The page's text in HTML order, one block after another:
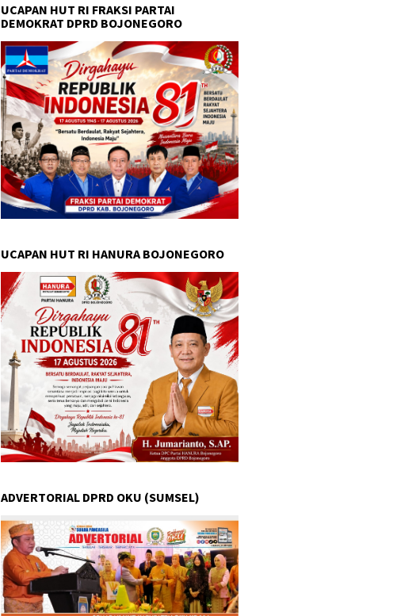
UCAPAN HUT RI FRAKSI PARTAI
DEMOKRAT DPRD BOJONEGORO
UCAPAN HUT RI HANURA BOJONEGORO
ADVERTORIAL DPRD OKU (SUMSEL)